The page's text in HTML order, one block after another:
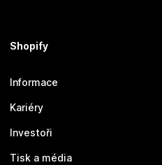
Shopify
Informace
Kariéry
Investoři
Tisk a média